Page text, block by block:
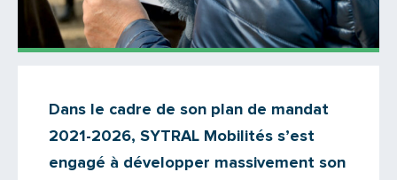
Il n'y a aucun commentaire...
Ajoutez le vôtre
Dans le cadre de son plan de mandat
2021-2026, SYTRAL Mobilités s’est
engagé à développer massivement son